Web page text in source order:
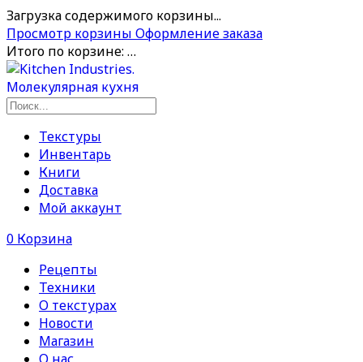
Загрузка содержимого корзины...
Просмотр корзины Оформление заказа
Итого по корзине: …
Текстуры
Инвентарь
Книги
Доставка
Мой аккаунт
0 Корзина
Рецепты
Техники
О текстурах
Новости
Магазин